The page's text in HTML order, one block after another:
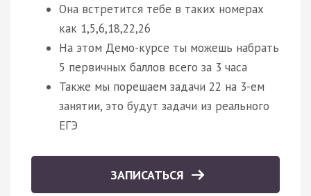
Она встретится тебе в таких номерах
как 1,5,6,18,22,26
На этом Демо-курсе ты можешь набрать
5 первичных баллов всего за 3 часа
Также мы порешаем задачи 22 на 3-ем
занятии, это будут задачи из реального
ЕГЭ
ЗАПИСАТЬСЯ